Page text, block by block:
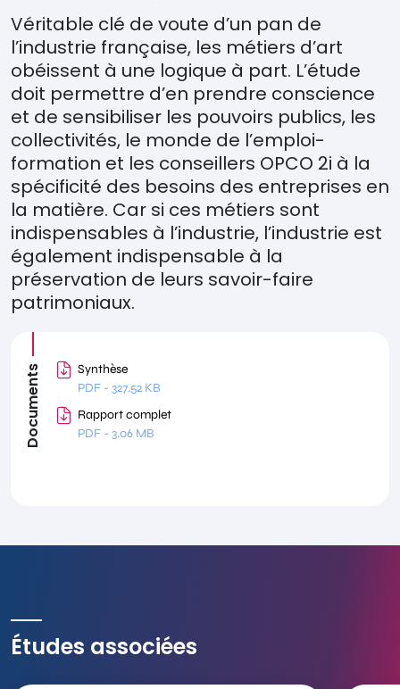
Véritable clé de voute d’un pan de
l’industrie française, les métiers d’art
obéissent à une logique à part. L’étude
doit permettre d’en prendre conscience
et de sensibiliser les pouvoirs publics, les
collectivités, le monde de l’emploi-
formation et les conseillers OPCO 2i à la
spécificité des besoins des entreprises en
la matière. Car si ces métiers sont
indispensables à l’industrie, l’industrie est
également indispensable à la
préservation de leurs savoir-faire
patrimoniaux.
Documents
Synthèse
PDF - 327.52 KB
Rapport complet
PDF - 3.06 MB
Études associées